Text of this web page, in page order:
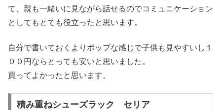
て、親も一緒いに見ながら話せるのでコミュニケーション
としてもとても役立ったと思います。
自分で書いておくよりポップな感じで子供も見やすいし１
００円ならとっても安いと思いました。
買ってよかったと思います。
積み重ねシューズラック セリア